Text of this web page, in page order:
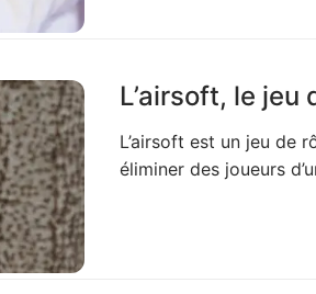
L’airsoft, le
L’airsoft est un jeu de
éliminer des joueurs